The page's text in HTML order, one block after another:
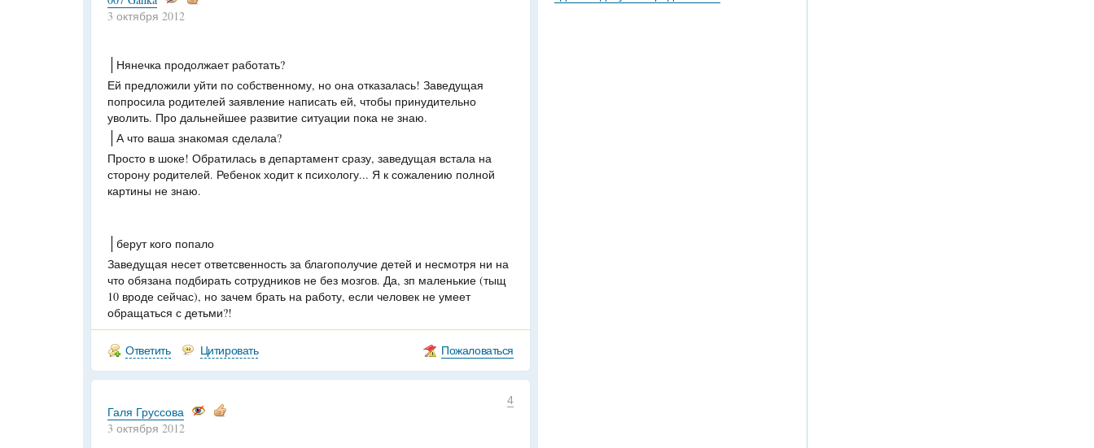
3 октября 2012
Нянечка продолжает работать?
Ей предложили уйти по собственному, но она отказалась! Заведущая
попросила родителей заявление написать ей, чтобы принудительно
уволить. Про дальнейшее развитие ситуации пока не знаю.
А что ваша знакомая сделала?
Просто в шоке! Обратилась в департамент сразу, заведущая встала на
сторону родителей. Ребенок ходит к психологу... Я к сожалению полной
картины не знаю.
берут кого попало
Заведущая несет ответсвенность за благополучие детей и несмотря ни на
что обязана подбирать сотрудников не без мозгов. Да, зп маленькие (тыщ
10 вроде сейчас), но зачем брать на работу, если человек не умеет
обращаться с детьми?!
Ответить Цитировать Пожаловаться
4
Галя Груссова
3 октября 2012